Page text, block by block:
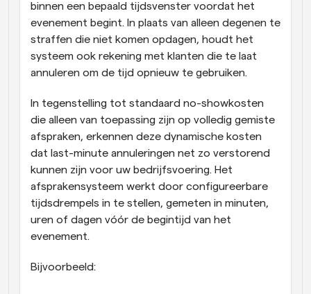
binnen een bepaald tijdsvenster voordat het
evenement begint. In plaats van alleen degenen te
straffen die niet komen opdagen, houdt het
systeem ook rekening met klanten die te laat
annuleren om de tijd opnieuw te gebruiken.
In tegenstelling tot standaard no-showkosten
die alleen van toepassing zijn op volledig gemiste
afspraken, erkennen deze dynamische kosten
dat last-minute annuleringen net zo verstorend
kunnen zijn voor uw bedrijfsvoering. Het
afsprakensysteem werkt door configureerbare
tijdsdrempels in te stellen, gemeten in minuten,
uren of dagen vóór de begintijd van het
evenement.
Bijvoorbeeld: